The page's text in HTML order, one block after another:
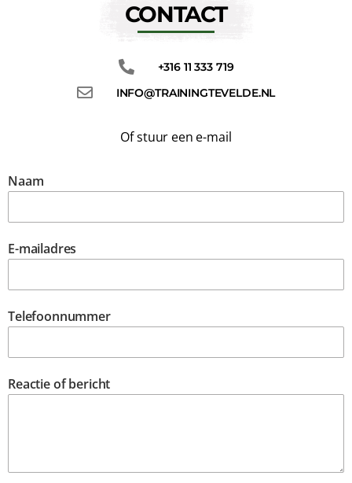
CONTACT
+316 11 333 719
INFO@TRAININGTEVELDE.NL
Of stuur een e-mail
Naam
E-mailadres
Telefoonnummer
Reactie of bericht